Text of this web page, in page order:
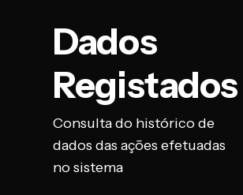
Dados
Registados
Consulta do histórico de
dados das ações efetuadas
no sistema